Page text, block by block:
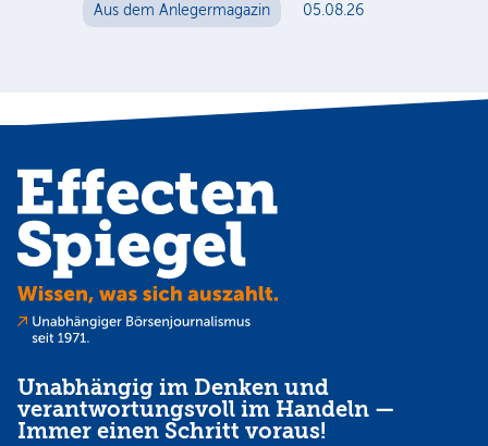
Aus dem Anlegermagazin 05.08.26
Unabhängig im Denken und
verantwortungsvoll im Handeln —
Immer einen Schritt voraus!